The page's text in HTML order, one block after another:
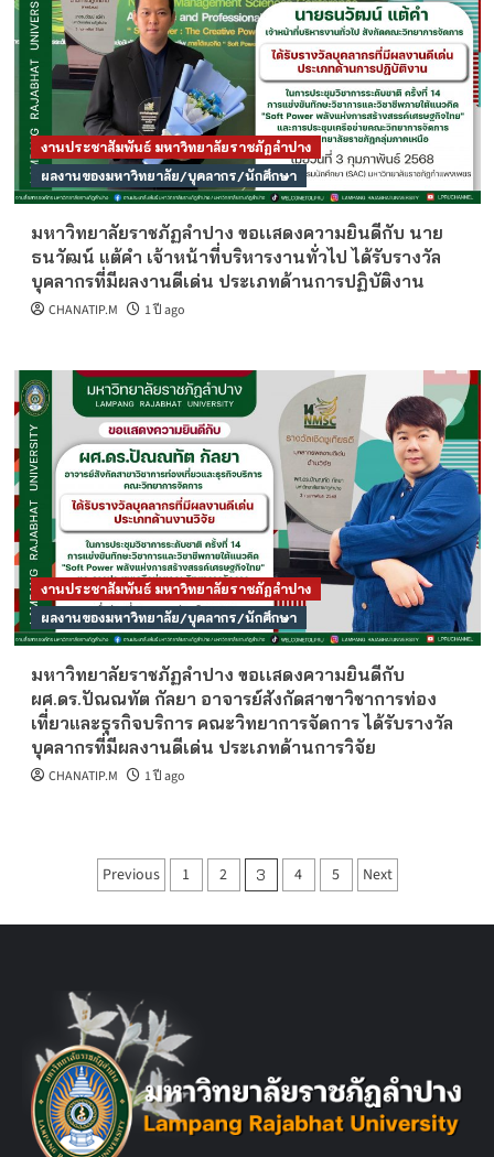
งานประชาสัมพันธ์ มหาวิทยาลัยราชภัฏลำปาง
ผลงานของมหาวิทยาลัย/บุคลากร/นักศึกษา
มหาวิทยาลัยราชภัฏลำปาง ขอเเสดงความยินดีกับ นาย
ธนวัฒน์ แต้คำ เจ้าหน้าที่บริหารงานทั่วไป ได้รับรางวัล
บุคลากรที่มีผลงานดีเด่น ประเภทด้านการปฏิบัติงาน
CHANATIP.M 1 ปี ago
งานประชาสัมพันธ์ มหาวิทยาลัยราชภัฏลำปาง
ผลงานของมหาวิทยาลัย/บุคลากร/นักศึกษา
มหาวิทยาลัยราชภัฏลำปาง ขอเเสดงความยินดีกับ
ผศ.ดร.ปัณณทัต กัลยา อาจารย์สังกัดสาขาวิชาการท่อง
เที่ยวและธุรกิจบริการ คณะวิทยาการจัดการ ได้รับรางวัล
บุคลากรที่มีผลงานดีเด่น ประเภทด้านการวิจัย
CHANATIP.M 1 ปี ago
Posts
Previous 1 2 3 4 5 Next